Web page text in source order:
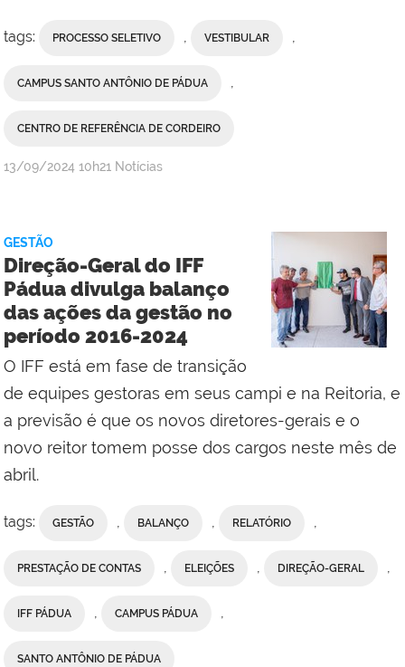
tags: PROCESSO SELETIVO VESTIBULAR
CAMPUS SANTO ANTÔNIO DE PÁDUA
CENTRO DE REFERÊNCIA DE CORDEIRO
por
Campus
Pádua
e
Campus
Bom
Jesus
Itabapoana
publicado
13/09/2024 10h21 Notícias
GESTÃO
Direção-Geral do IFF
Pádua divulga balanço
das ações da gestão no
período 2016-2024
O IFF está em fase de transição
de equipes gestoras em seus campi e na Reitoria, e
a previsão é que os novos diretores-gerais e o
novo reitor tomem posse dos cargos neste mês de
abril.
tags: GESTÃO , BALANÇO , RELATÓRIO ,
PRESTAÇÃO DE CONTAS , ELEIÇÕES , DIREÇÃO-GERAL ,
IFF PÁDUA , CAMPUS PÁDUA ,
SANTO ANTÔNIO DE PÁDUA